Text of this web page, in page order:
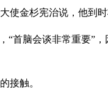
使金杉宪治说，他到
首脑会谈非常重要”
接触。